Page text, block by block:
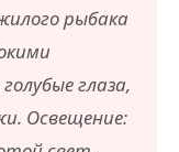
рыбака
глаза,
Освещение: